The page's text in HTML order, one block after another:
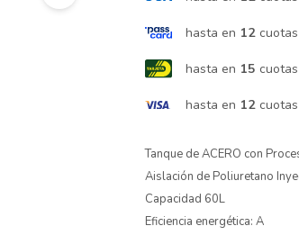
hasta en 12
hasta en 15
hasta en 12
Tanque de ACERO con
Aislación de Poliuretano
Capacidad 60L
Eficiencia energética: A